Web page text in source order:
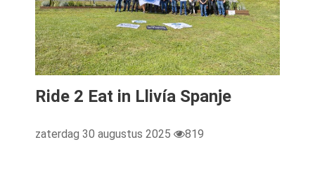
Ride 2 Eat in Llivía Spanje
zaterdag 30 augustus 2025 819